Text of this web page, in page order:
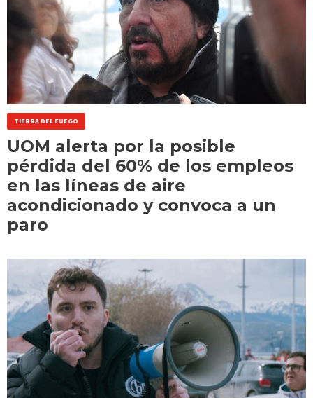
TIERRA DEL FUEGO
UOM alerta por la posible
pérdida del 60% de los empleos
en las líneas de aire
acondicionado y convoca a un
paro